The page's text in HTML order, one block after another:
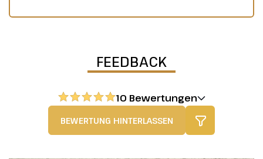
FEEDBACK
10 Bewertungen
BEWERTUNG HINTERLASSEN